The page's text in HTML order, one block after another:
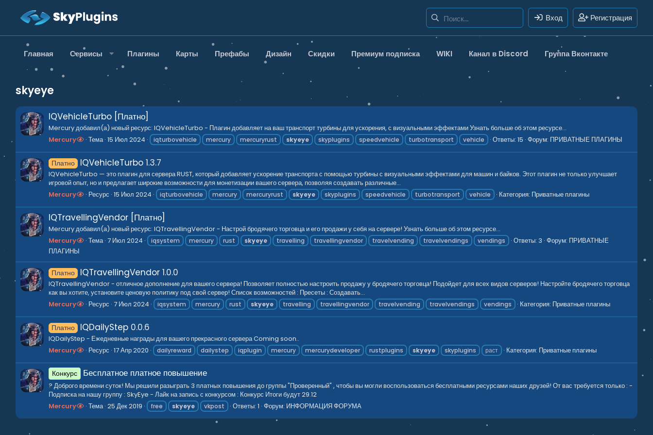
Вход Регистрация
Главная Сервисы Плагины Карты Префабы Дизайн Скидки Премиум подписка WIKI Канал в Discord Группа Вконтакте
skyeye
IQVehicleTurbo [Платно]
Mercury добавил(а) новый ресурс: IQVehicleTurbo - Плагин добавляет на ваш транспорт турбины для ускорения, с визуальными эффектами Узнать больше об этом ресурсе...
Mercury
Тема 15 Июл 2024 iqturbovehicle mercury mercuryrust skyeye skyplugins speedvehicle turbotransport vehicle Ответы: 15 Форум: ПРИВАТНЫЕ ПЛАГИНЫ
Платно IQVehicleTurbo 1.3.7
IQVehicleTurbo — это плагин для сервера RUST, который добавляет ускорение транспорта с помощью турбины с визуальными эффектами для машин и байков. Этот плагин не только улучшает
игровой опыт, но и предлагает широкие возможности для монетизации вашего сервера, позволяя создавать различные...
Mercury
Ресурс 15 Июл 2024 iqturbovehicle mercury mercuryrust skyeye skyplugins speedvehicle turbotransport vehicle Категория: Приватные плагины
IQTravellingVendor [Платно]
Mercury добавил(а) новый ресурс: IQTravellingVendor - Настрой бродячего торговца и его продажи у себя на сервере! Узнать больше об этом ресурсе...
Mercury
Тема 7 Июл 2024 iqsystem mercury rust skyeye travelling travellingvendor travelvending travelvendings vendings Ответы: 3 Форум: ПРИВАТНЫЕ
ПЛАГИНЫ
Платно IQTravellingVendor 1.0.0
IQTravellingVendor - отличное дополнение для вашего сервера! Позволяет полностью настроить продажу у бродячего торговца! Подойдет для всех видов серверов! Настройте бродячего торговца
как вы хотите, установите ценовую политику под свой сервер! Список возможностей : Пресеты : Создавать...
Mercury
Ресурс 7 Июл 2024 iqsystem mercury rust skyeye travelling travellingvendor travelvending travelvendings vendings Категория: Приватные плагины
Платно IQDailyStep 0.0.6
IQDailyStep - Ежедневные награды для вашего прекрасного сервера Coming soon..
Mercury
Ресурс 17 Апр 2020 dailyreward dailystep iqplugin mercury mercurydeveloper rustplugins skyeye skyplugins раст Категория: Приватные плагины
Конкурс Бесплатное платное повышение
? Доброго времени суток! Мы решили разыграть 3 платных повышения до группы "Проверенный" , чтобы вы могли воспользоваться бесплатными ресурсами наших друзей! От вас требуется только : -
Подписка на нашу группу : SkyEye - Лайк на запись с конкурсом : Конкурс Итоги будут 29.12
Mercury
Тема 25 Дек 2019 free skyeye vkpost Ответы: 1 Форум: ИНФОРМАЦИЯ ФОРУМА